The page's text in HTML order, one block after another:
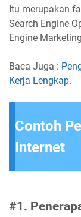
Itu merupakan
Search Engine
Engine
Baca Juga :
Kerja Lengkap.
Contoh
Internet
#1.